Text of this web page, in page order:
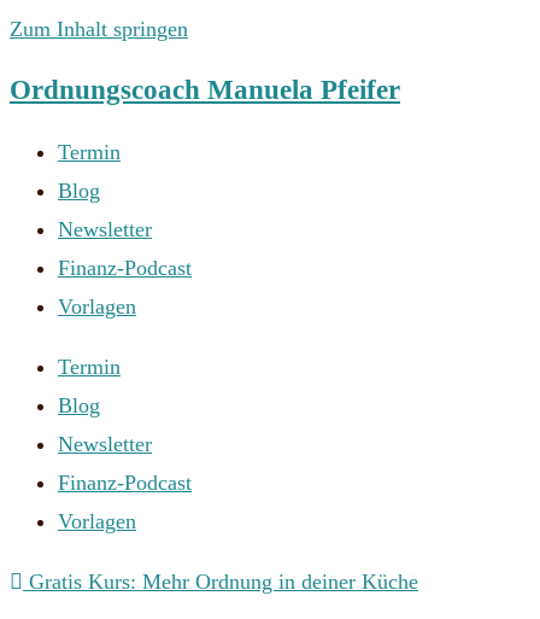
Zum Inhalt springen
Ordnungscoach Manuela Pfeifer
Termin
Blog
Newsletter
Finanz-Podcast
Vorlagen
Termin
Blog
Newsletter
Finanz-Podcast
Vorlagen
Gratis Kurs: Mehr Ordnung in deiner Küche